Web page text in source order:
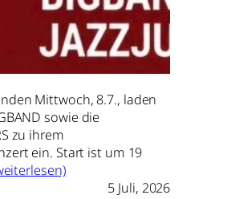
Mittwoch, 8.7., laden
sowie die
zu ihrem
ein. Start ist um 19
5 Juli, 2026